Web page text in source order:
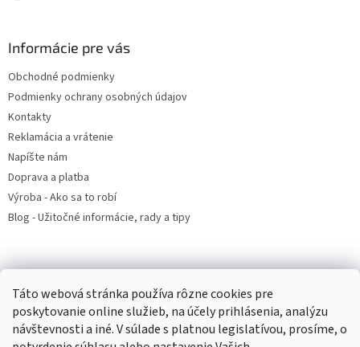
Táto webová stránka používa rôzne cookies pre
poskytovanie online služieb, na účely prihlásenia, analýzu
návštevnosti a iné. V súlade s platnou legislatívou, prosíme, o
Informácie pre vás
Obchodné podmienky
Podmienky ochrany osobných údajov
Kontakty
Reklamácia a vrátenie
Napíšte nám
Doprava a platba
Výroba - Ako sa to robí
Blog - Užitočné informácie, rady a tipy